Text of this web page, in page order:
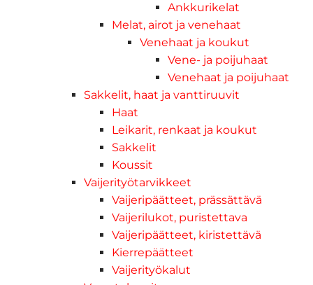
Ankkurikelat
Melat, airot ja venehaat
Venehaat ja koukut
Vene- ja poijuhaat
Venehaat ja poijuhaat
Sakkelit, haat ja vanttiruuvit
Haat
Leikarit, renkaat ja koukut
Sakkelit
Koussit
Vaijerityötarvikkeet
Vaijeripäätteet, prässättävä
Vaijerilukot, puristettava
Vaijeripäätteet, kiristettävä
Kierrepäätteet
Vaijerityökalut